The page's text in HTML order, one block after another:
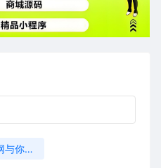
# 壹快网与你……10年之约